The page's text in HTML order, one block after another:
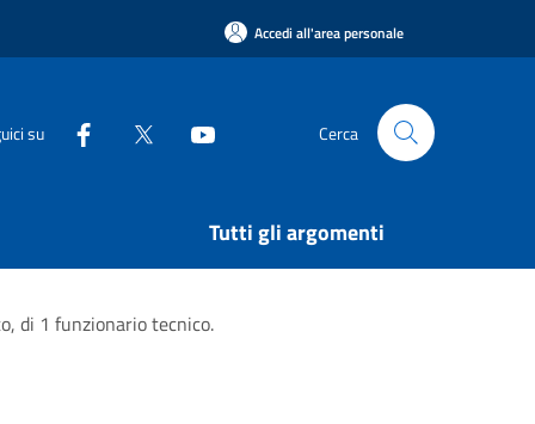
Accedi all'area personale
su Cerca
Tutti gli argomenti
di 1 funzionario tecnico.